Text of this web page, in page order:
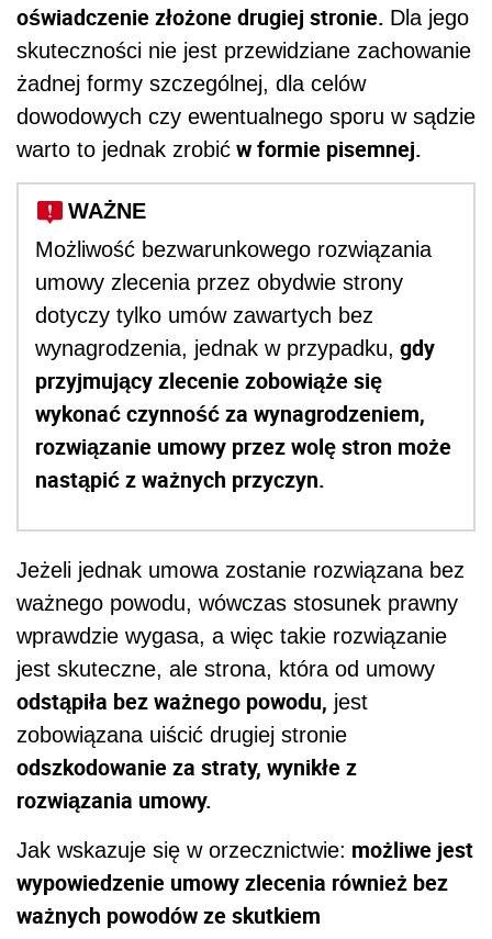
oświadczenie złożone drugiej stronie. Dla jego
skuteczności nie jest przewidziane zachowanie
żadnej formy szczególnej, dla celów
dowodowych czy ewentualnego sporu w sądzie
warto to jednak zrobić w formie pisemnej.
WAŻNE
Możliwość bezwarunkowego rozwiązania
umowy zlecenia przez obydwie strony
dotyczy tylko umów zawartych bez
wynagrodzenia, jednak w przypadku, gdy
przyjmujący zlecenie zobowiąże się
wykonać czynność za wynagrodzeniem,
rozwiązanie umowy przez wolę stron może
nastąpić z ważnych przyczyn.
Jeżeli jednak umowa zostanie rozwiązana bez
ważnego powodu, wówczas stosunek prawny
wprawdzie wygasa, a więc takie rozwiązanie
jest skuteczne, ale strona, która od umowy
odstąpiła bez ważnego powodu, jest
zobowiązana uiścić drugiej stronie
odszkodowanie za straty, wynikłe z
rozwiązania umowy.
Jak wskazuje się w orzecznictwie: możliwe jest
wypowiedzenie umowy zlecenia również bez
ważnych powodów ze skutkiem